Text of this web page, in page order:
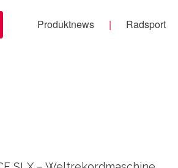
Produktnews Radsport